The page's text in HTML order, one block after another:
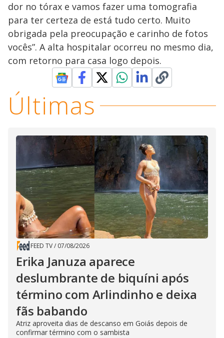
dor no tórax e vamos fazer uma tomografia
para ter certeza de está tudo certo. Muito
obrigada pela preocupação e carinho de fotos
vocês”. A alta hospitalar ocorreu no mesmo dia,
com retorno para casa logo depois.
Últimas
FEED TV/ 07/08/2026
Erika Januza aparece
deslumbrante de biquíni após
término com Arlindinho e deixa
fãs babando
Atriz aproveita dias de descanso em Goiás depois de
confirmar término com o sambista